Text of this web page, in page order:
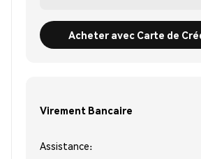
Acheter avec Carte de
Virement Bancaire
Assistance: